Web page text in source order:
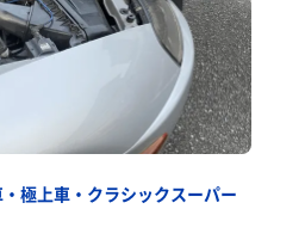
極上車・クラシックスーパー